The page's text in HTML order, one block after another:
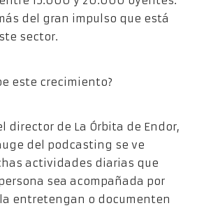
del gran impulso que está
sector.
este crecimiento?
director de La Órbita de Endor,
del podcasting se ve
actividades diarias que
sea acompañada por
entretengan o documenten